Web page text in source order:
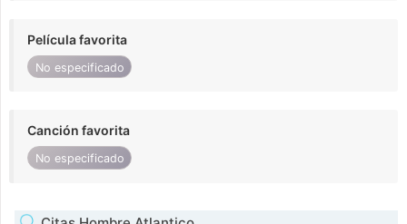
Película favorita
No especificado
Canción favorita
No especificado